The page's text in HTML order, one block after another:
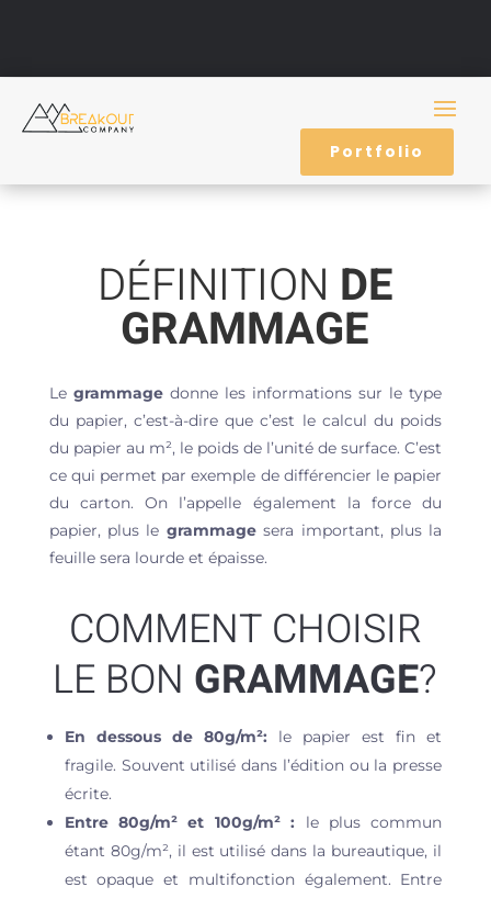
Portfolio
DÉFINITION DE
GRAMMAGE
Le grammagedonne les informations sur le type
du papier, c’est-à-dire que c’est le calcul du poids
du papier au m², le poids de l’unité de surface. C’est
ce qui permet par exemple de différencier le papier
du carton. On l’appelle également la force du
papier, plus le grammagesera important, plus la
feuille sera lourde et épaisse.
COMMENT CHOISIR
LE BON GRAMMAGE?
En dessous de 80g/m²: le papier est fin et
fragile. Souvent utilisé dans l’édition ou la presse
écrite.
Entre 80g/m² et 100g/m² : le plus commun
étant 80g/m², il est utilisé dans la bureautique, il
est opaque et multifonction également. Entre